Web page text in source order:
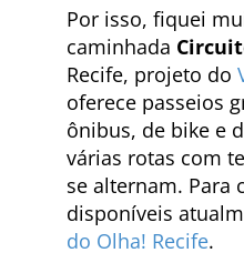
Por isso, fiquei
caminhada
Recife, projeto do
oferece passeios
ônibus, de bike e
várias rotas com
se alternam. Para
disponíveis
do Olha! Recife.